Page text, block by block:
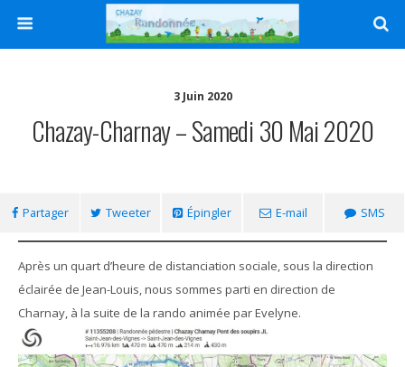
3 Juin 2020
Chazay-Charnay – Samedi 30 Mai 2020
Partager Tweeter Épingler E-mail SMS
Après un quart d’heure de distanciation sociale, sous la direction
éclairée de Jean-Louis, nous sommes parti en direction de
Charnay, à la suite de la rando animée par Evelyne.